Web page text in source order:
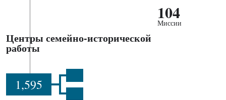
104
Миссии
Центры семейно-исторической
работы
1,595